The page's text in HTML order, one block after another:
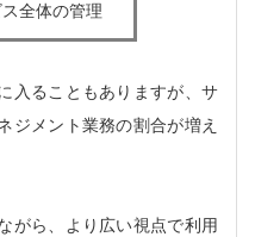
全体の管理
入ることもありますが、サ
ジメント業務の割合が増え
がら、より広い視点で利用